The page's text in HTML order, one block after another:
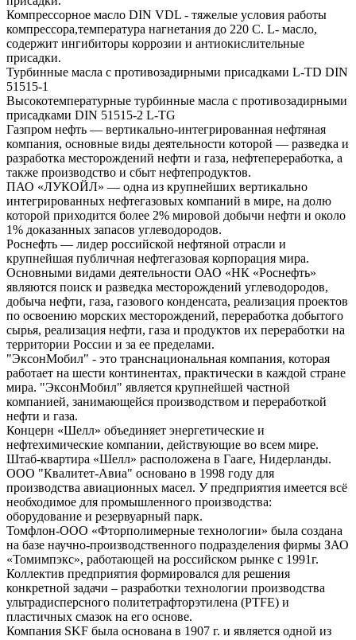
Компрессорное масло DIN VDL - тяжелые условия работы
компрессора,температура нагнетания до 220 С. L- масло,
содержит ингибиторы коррозии и антиокислительные
присадки.
Турбинные масла с противозадирными присадками L-TD DIN
51515-1
Высокотемпературные турбинные масла с противозадирными
присадками DIN 51515-2 L-TG
Газпром нефть — вертикально-интегрированная нефтяная
компания, основные виды деятельности которой — разведка и
разработка месторождений нефти и газа, нефтепереработка, а
также производство и сбыт нефтепродуктов.
ПАО «ЛУКОЙЛ» — одна из крупнейших вертикально
интегрированных нефтегазовых компаний в мире, на долю
которой приходится более 2% мировой добычи нефти и около
1% доказанных запасов углеводородов.
Роснефть — лидер российской нефтяной отрасли и
крупнейшая публичная нефтегазовая корпорация мира.
Основными видами деятельности ОАО «НК «Роснефть»
являются поиск и разведка месторождений углеводородов,
добыча нефти, газа, газового конденсата, реализация проектов
по освоению морских месторождений, переработка добытого
сырья, реализация нефти, газа и продуктов их переработки на
территории России и за ее пределами.
"ЭксонМобил" - это транснациональная компания, которая
работает на шести континентах, практически в каждой стране
мира. "ЭксонМобил" является крупнейшей частной
компанией, занимающейся производством и переработкой
нефти и газа.
Концерн «Шелл» объединяет энергетические и
нефтехимические компании, действующие во всем мире.
Штаб-квартира «Шелл» расположена в Гааге, Нидерланды.
ООО "Квалитет-Авиа" основано в 1998 году для
производства авиационных масел. У предприятия имеется всё
необходимое для промышленного производства:
оборудование и резервуарный парк.
Томфлон-ООО «Фторполимерные технологии» была создана
на базе научно-производственного подразделения фирмы ЗАО
«Томимпэкс», работающей на российском рынке с 1991г.
Коллектив предприятия формировался для решения
конкретной задачи – разработки технологии производства
ультрадисперсного политетрафторэтилена (PTFE) и
пластичных смазок на его основе.
Компания SKF была основана в 1907 г. и является одной из